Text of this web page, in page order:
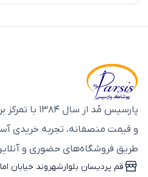
پارسیس مُد از سال ۱۳۸۴ با تمرکز بر تولید
و قیمت منصفانه، تجربه خریدی
طریق فروشگاه‌های حضوری و
قم پردیسان بلوارشهروند